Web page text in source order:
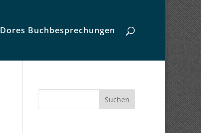
Dores Buchbesprechungen
Suchen